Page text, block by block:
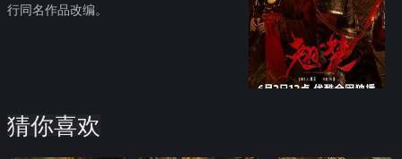
行同名作品改编。
猜你喜欢